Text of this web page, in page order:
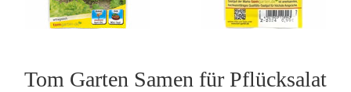
Tom Garten Samen für Pflücksalat